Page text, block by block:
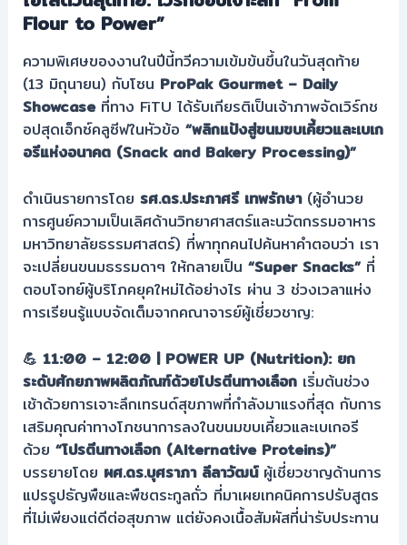
Flour to Power”
ความพิเศษของงานในปีนี้ทวีความเข้มข้นขึ้นในวันสุดท้าย
(13 มิถุนายน) กับโซน ProPak Gourmet – Daily
Showcaseที่ทาง FiTU ได้รับเกียรติเป็นเจ้าภาพจัดเวิร์กช
อปสุดเอ็กซ์คลูซีฟในหัวข้อ “พลิกแป้งสู่ขนมขบเคี้ยวและเบเก
อรีแห่งอนาคต (Snack and Bakery Processing)”
ดำเนินรายการโดย รศ.ดร.ประภาศรี เทพรักษา(ผู้อำนวย
การศูนย์ความเป็นเลิศด้านวิทยาศาสตร์และนวัตกรรมอาหาร
มหาวิทยาลัยธรรมศาสตร์) ที่พาทุกคนไปค้นหาคำตอบว่า เรา
จะเปลี่ยนขนมธรรมดาๆ ให้กลายเป็น “Super Snacks”ที่
ตอบโจทย์ผู้บริโภคยุคใหม่ได้อย่างไร ผ่าน 3 ช่วงเวลาแห่ง
การเรียนรู้แบบจัดเต็มจากคณาจารย์ผู้เชี่ยวชาญ:
💪 11:00 – 12:00 | POWER UP (Nutrition): ยก
ระดับศักยภาพผลิตภัณฑ์ด้วยโปรตีนทางเลือกเริ่มต้นช่วง
เช้าด้วยการเจาะลึกเทรนด์สุขภาพที่กำลังมาแรงที่สุด กับการ
เสริมคุณค่าทางโภชนาการลงในขนมขบเคี้ยวและเบเกอรี
ด้วย “โปรตีนทางเลือก (Alternative Proteins)”
บรรยายโดย ผศ.ดร.บุศราภา ลีลาวัฒน์ผู้เชี่ยวชาญด้านการ
แปรรูปธัญพืชและพืชตระกูลถั่ว ที่มาเผยเทคนิคการปรับสูตร
ที่ไม่เพียงแต่ดีต่อสุขภาพ แต่ยังคงเนื้อสัมผัสที่น่ารับประทาน